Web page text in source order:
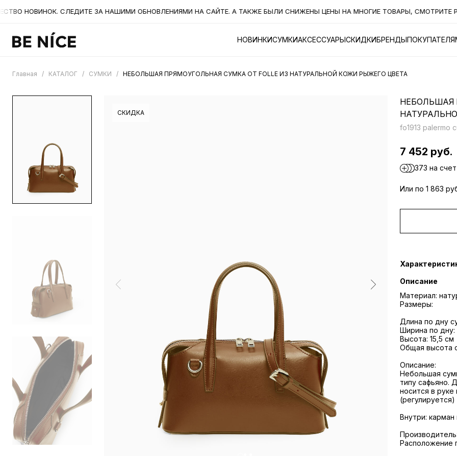
НОВИНОК. СЛЕДИТЕ ЗА НАШИМИ ОБНОВЛЕНИЯМИ НА САЙТЕ. А ТАКЖЕ БЫЛИ СНИЖЕНЫ ЦЕНЫ НА МНОГИЕ ТОВАРЫ, СМОТРИТЕ
НОВИНКИСУМКИАКСЕССУАРЫСКИДКИБРЕНДЫ
Главная / КАТАЛОГ / СУМКИ / НЕБОЛЬШАЯ ПРЯМОУГОЛЬНАЯ СУМКА ОТ FOLLE ИЗ НАТУРАЛЬНОЙ КОЖИ РЫЖЕГО ЦВЕТА
СКИДКА
НЕБОЛЬШАЯ
fo1913 palermo
7 452 руб.
373 на счет
Или по 1 863
Описание
Материал:
Размеры:
Длина по дну
Ширина по дну:
Высота: 15,5 см
Общая высота
Описание:
Небольшая
типу сафьяно.
носится в
(регулируется)
Внутри: карман
Расположение